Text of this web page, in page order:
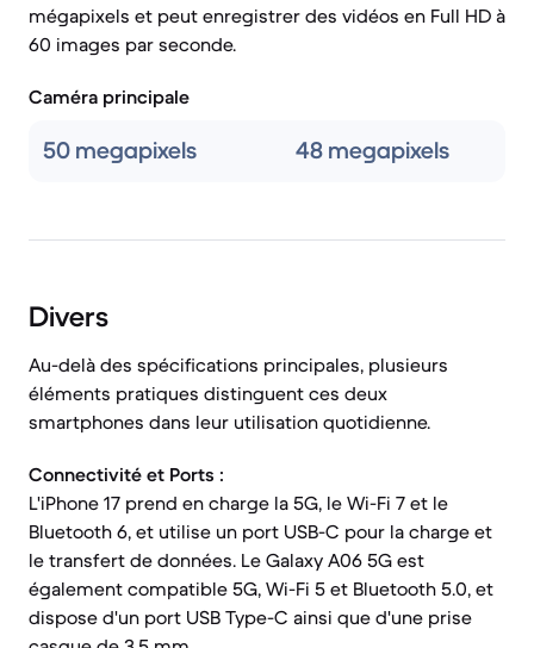
mégapixels et peut enregistrer des vidéos en Full HD à
60 images par seconde.
Caméra principale
50 megapixels 48 megapixels
Divers
Au-delà des spécifications principales, plusieurs
éléments pratiques distinguent ces deux
smartphones dans leur utilisation quotidienne.
Connectivité et Ports :
L'iPhone 17 prend en charge la 5G, le Wi-Fi 7 et le
Bluetooth 6, et utilise un port USB-C pour la charge et
le transfert de données. Le Galaxy A06 5G est
également compatible 5G, Wi-Fi 5 et Bluetooth 5.0, et
dispose d'un port USB Type-C ainsi que d'une prise